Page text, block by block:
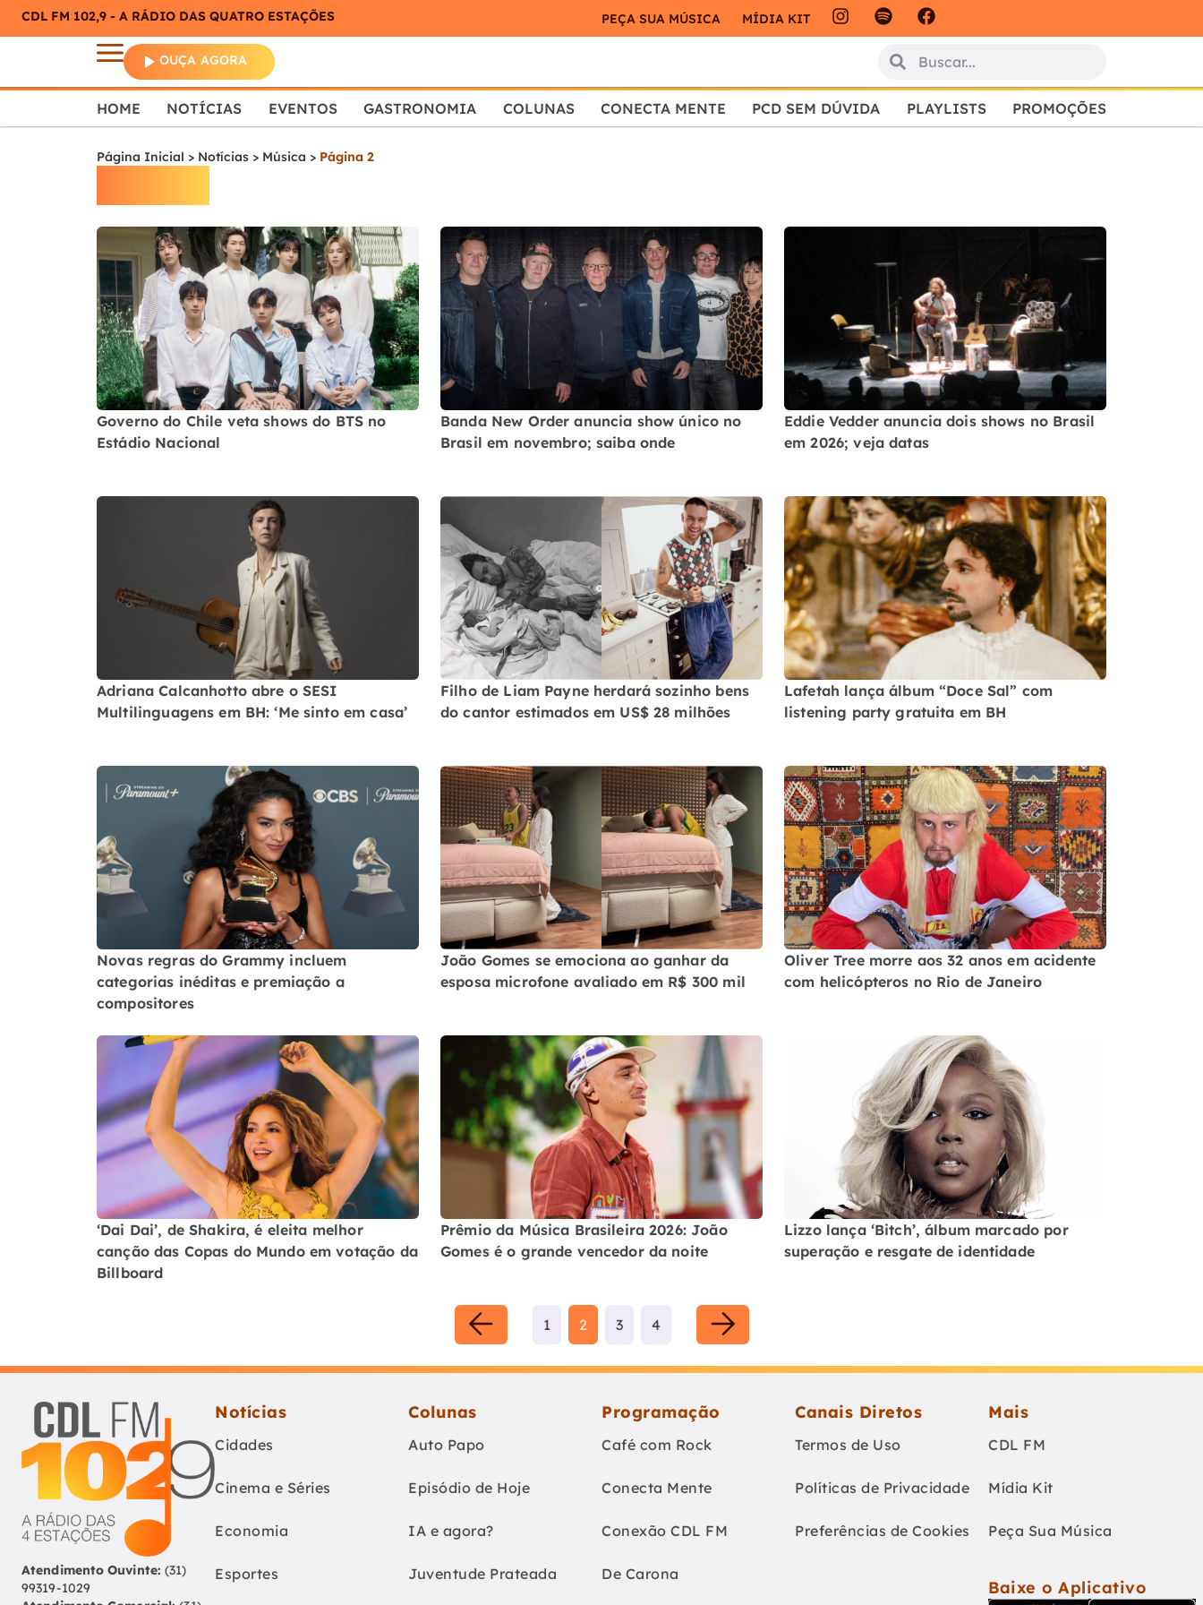
CDL FM 102,9 - A RÁDIO DAS QUATRO ESTAÇÕES PEÇA SUA MÚSICA MÍDIA KIT
OUÇA AGORA
HOME NOTÍCIAS EVENTOS GASTRONOMIA COLUNAS CONECTA MENTE PCD SEM DÚVIDA PLAYLISTS PROMOÇÕES
Página Inicial > Notícias > Música > Página 2
Governo do Chile veta shows do BTS no
Estádio Nacional
Banda New Order anuncia show único no
Brasil em novembro; saiba onde
Eddie Vedder anuncia dois shows no Brasil
em 2026; veja datas
Adriana Calcanhotto abre o SESI
Multilinguagens em BH: ‘Me sinto em casa’
Filho de Liam Payne herdará sozinho bens
do cantor estimados em US$ 28 milhões
Lafetah lança álbum “Doce Sal” com
listening party gratuita em BH
Novas regras do Grammy incluem
categorias inéditas e premiação a
compositores
João Gomes se emociona ao ganhar da
esposa microfone avaliado em R$ 300 mil
Oliver Tree morre aos 32 anos em acidente
com helicópteros no Rio de Janeiro
‘Dai Dai’, de Shakira, é eleita melhor
canção das Copas do Mundo em votação da
Billboard
Prêmio da Música Brasileira 2026: João
Gomes é o grande vencedor da noite
Lizzo lança ‘Bitch’, álbum marcado por
superação e resgate de identidade
1 2 3 4
Atendimento Ouvinte: (31)
99319-1029
Notícias
Cidades
Cinema e Séries
Economia
Esportes
Colunas
Auto Papo
Episódio de Hoje
IA e agora?
Juventude Prateada
Programação
Café com Rock
Conecta Mente
Conexão CDL FM
De Carona
Canais Diretos
Termos de Uso
Políticas de Privacidade
Preferências de Cookies
Mais
CDL FM
Mídia Kit
Peça Sua Música
Baixe o Aplicativo